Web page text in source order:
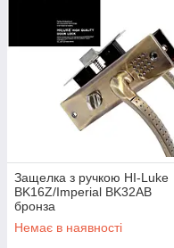
Защелка з ручкою HI-Luke
BK16Z/Imperial BK32AB
бронза
Немає в наявності